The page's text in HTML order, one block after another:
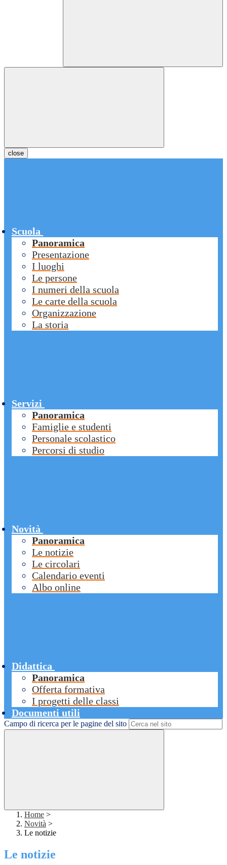
close
Scuola
Panoramica
Presentazione
I luoghi
Le persone
I numeri della scuola
Le carte della scuola
Organizzazione
La storia
Servizi
Panoramica
Famiglie e studenti
Personale scolastico
Percorsi di studio
Novità
Panoramica
Le notizie
Le circolari
Calendario eventi
Albo online
Didattica
Panoramica
Offerta formativa
I progetti delle classi
Documenti utili
Campo di ricerca per le pagine del sito
Home >
Novità >
Le notizie
Le notizie